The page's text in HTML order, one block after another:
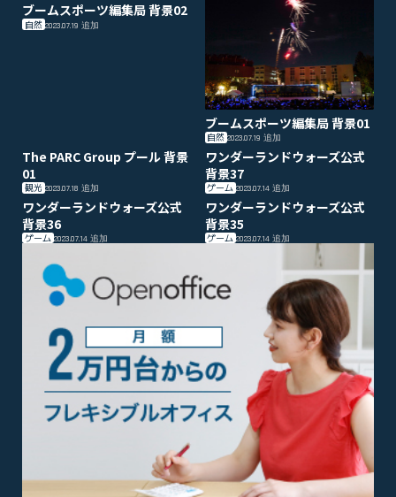
ブームスポーツ編集局 背景02
自然 2023.07.19 追加
ブームスポーツ編集局 背景01
自然 2023.07.19追加
The PARC Group プール 背景
01
観光 2023.07.18 追加
ワンダーランドウォーズ公式
背景37
ゲーム 2023.07.14追加
ワンダーランドウォーズ公式
背景36
ゲーム 2023.07.14 追加
ワンダーランドウォーズ公式
背景35
ゲーム 2023.07.14追加